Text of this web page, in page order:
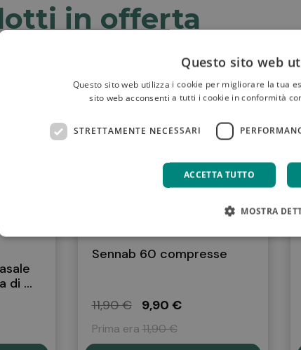
in offerta
di ...
Sennab 60 compresse
IN OFFERTA
11,90 € 9,90 €
Prima era 11,90 €
Questo sito web
Questo sito web utilizza i cookie per migliorare la tua
sito web acconsenti a tutti i cookie in conformità
STRETTAMENTE NECESSARI
ACCETTA TUTTO
MOSTRA